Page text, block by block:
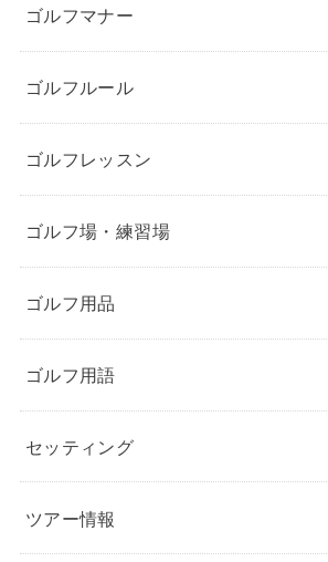
ゴルフマナー
ゴルフルール
ゴルフレッスン
ゴルフ場・練習場
ゴルフ用品
ゴルフ用語
セッティング
ツアー情報